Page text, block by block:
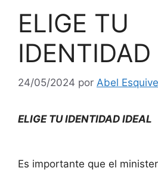
ELIGE TU
IDENTIDAD
24/05/2024 por Abel
ELIGE TU IDENTIDAD IDEAL
Es importante que el